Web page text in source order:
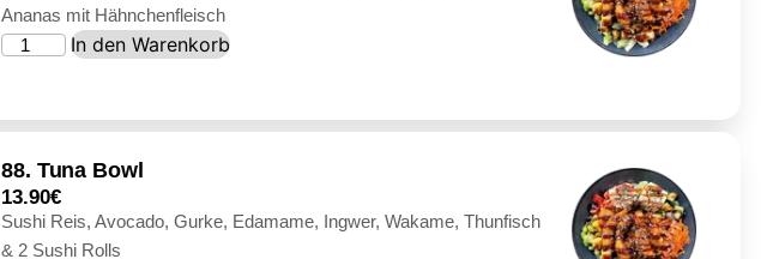
Ananas mit Hähnchenfleisch
In den Warenkorb
88. Tuna Bowl
13.90€
Sushi Reis, Avocado, Gurke, Edamame, Ingwer, Wakame, Thunfisch
& 2 Sushi Rolls